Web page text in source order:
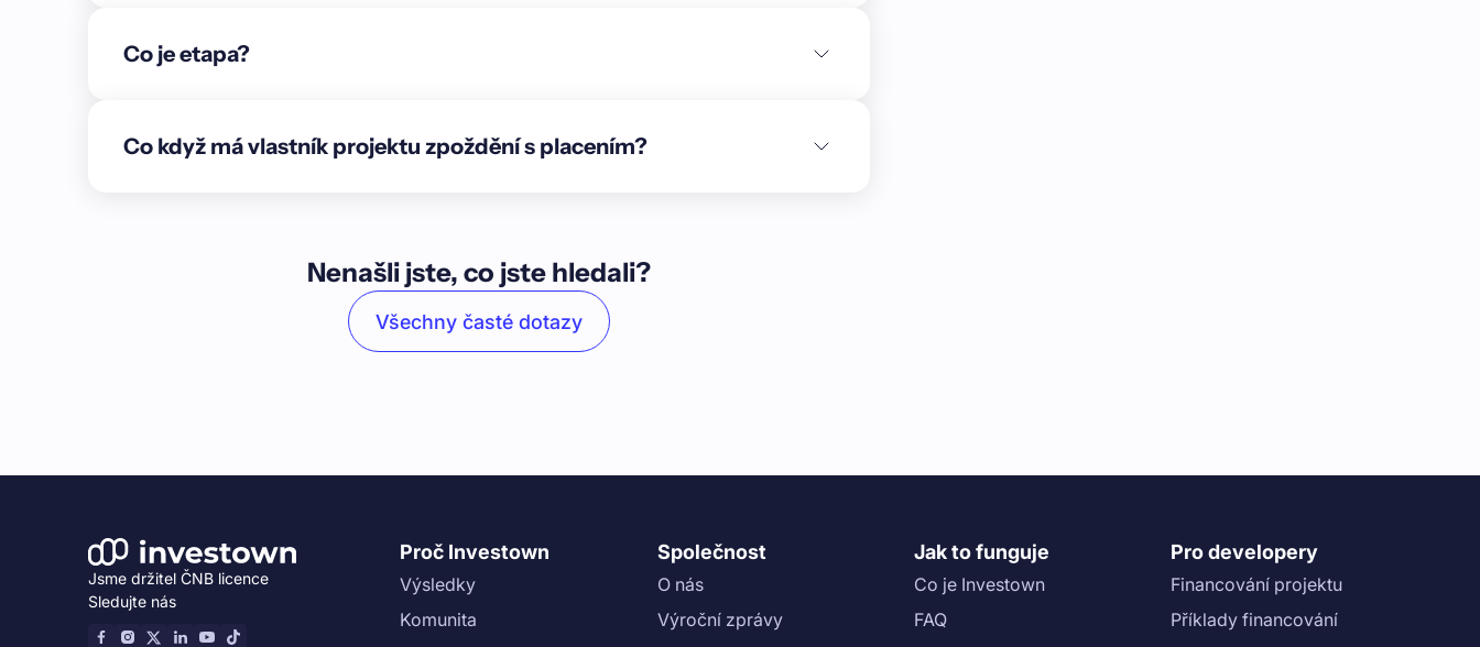
Co je etapa?
Co když má vlastník projektu zpoždění s placením?
Nenašli jste, co jste hledali?
Všechny časté dotazy
Jsme držitel ČNB licence
Sledujte nás
Proč Investown
Výsledky
Komunita
Společnost
O nás
Výroční zprávy
Jak to funguje
Co je Investown
FAQ
Pro developery
Financování projektu
Příklady financování